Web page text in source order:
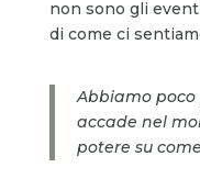
non sono gli
di come ci
Abbiamo
accade nel
potere su